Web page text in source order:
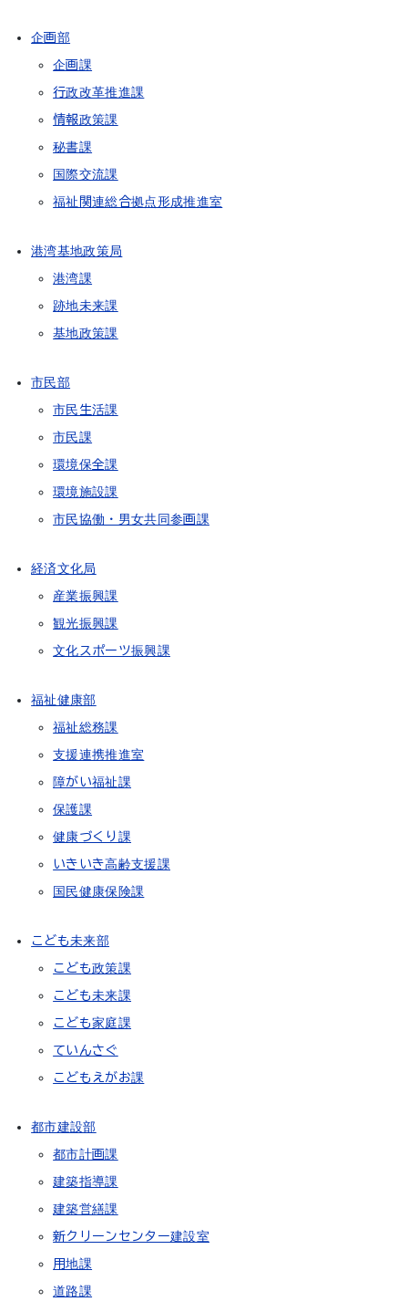
企画部
企画課
行政改革推進課
情報政策課
秘書課
国際交流課
福祉関連総合拠点形成推進室
港湾基地政策局
港湾課
跡地未来課
基地政策課
市民部
市民生活課
市民課
環境保全課
環境施設課
市民協働・男女共同参画課
経済文化局
産業振興課
観光振興課
文化スポーツ振興課
福祉健康部
福祉総務課
支援連携推進室
障がい福祉課
保護課
健康づくり課
いきいき高齢支援課
国民健康保険課
こども未来部
こども政策課
こども未来課
こども家庭課
ていんさぐ
こどもえがお課
都市建設部
都市計画課
建築指導課
建築営繕課
新クリーンセンター建設室
用地課
道路課